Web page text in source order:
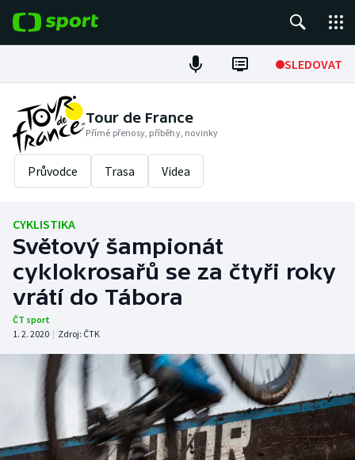
SLEDOVAT
Fotbal
Hokej
Tenis
Cyklistika
DALŠÍ SPORTY
Americký fotbal
Baseball a softbal
Basketbal
Biatlon
NEPŘEHLÉDNĚTE
Soutěže
Historické návraty
Aplikace ČT sport
Tour de France
Přímé přenosy, příběhy, novinky
Průvodce Trasa Videa
CYKLISTIKA
Světový šampionát
cyklokrosařů se za čtyři roky
vrátí do Tábora
ČT sport
1. 2. 2020 | Zdroj: ČTK